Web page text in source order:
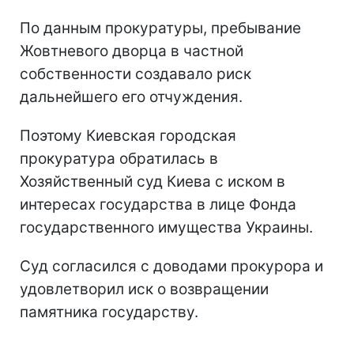
По данным прокуратуры, пребывание
Жовтневого дворца в частной
собственности создавало риск
дальнейшего его отчуждения.
Поэтому Киевская городская
прокуратура обратилась в
Хозяйственный суд Киева с иском в
интересах государства в лице Фонда
государственного имущества Украины.
Суд согласился с доводами прокурора и
удовлетворил иск о возвращении
памятника государству.